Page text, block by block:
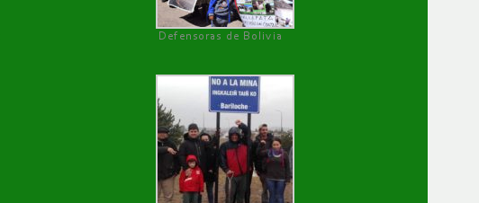
Defensoras de Bolivia